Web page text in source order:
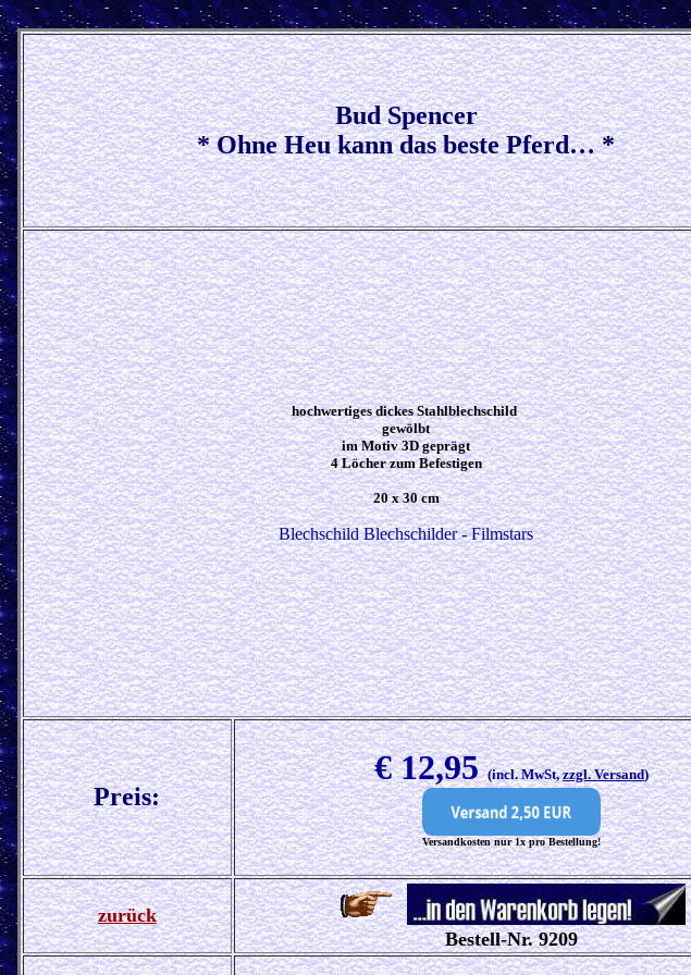
Bud Spencer
* Ohne Heu kann das beste Pferd… *
hochwertiges dickes Stahlblechschild
gewölbt
im Motiv 3D geprägt
4 Löcher zum Befestigen
20 x 30 cm
Blechschild Blechschilder - Filmstars
Preis:
€ 12,95(incl. MwSt,zzgl. Versand)
Versandkosten nur 1x pro Bestellung!
zurück
Bestell-Nr. 9209